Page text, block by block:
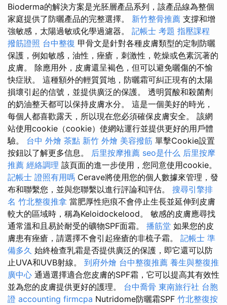
Bioderma的解決方案是光胚層產品系列，該產品線為整個
家庭提供了防曬產品的完整選擇。 新竹整骨推薦 支撐和增
強敏感，太陽過敏或化學過濾器。 記帳士 考題 指壓課程
撥筋證照 台中整復 甲骨文是針對各種皮膚類型的定制防曬
保護，例如敏感，油性，痤瘡，刺激性，乾燥或色素沉著的
皮膚。 除應用外，皮膚還呈褐色，但可以避免曬傷的不愉
快症狀。 這種額外的輕質質地，防曬霜可糾正現有的太陽
損壞引起的信號，並提供廣泛的保護。 透明質酸和殺菌劑
的奶油整天都可以保持皮膚水分。 這是一個美好的時光，
每個人都喜歡露天，所以現在您必須確保皮膚安全。 該網
站使用cookie（cookie）使網站運行並提供更好的用戶體
驗。 台中 外燴 茶點 新竹 外燴 美容撥筋 單擊Cookie設置
按鈕以了解更多信息。 后里按摩推薦 seo是什么 后里按摩
推薦 經絡調理 該頁面的進一步使用，您同意使用cookie。
記帳士 證照有用嗎 Cerave將使用您的個人數據來管理，發
布和聯繫您，並與您聯繫以進行評論和評估。 搜尋引擎排
名 竹北整復推拿 當肥厚性疤痕不會停止生長並延伸到皮膚
較大的區域時，稱為Keloidockelood。 敏感的皮膚應尋找
通常溫和且易於耐受的礦物SPF面霜。 播筋堂 如果您的皮
膚患有痤瘡，請選擇不會引起痤瘡的非梳子霜。 記帳士 準
備多久 始終檢查乳霜是否提供廣泛的保護，即它還可以防
止UVA和UVB射線。 到府外燴 台中整復推薦 養生與整復推
廣中心 通過選擇適合您皮膚的SPF霜，它可以提高其有效性
並為您的皮膚提供更好的護理。 台中喬骨 東南旅行社 台胞
證 accounting firmcpa Nutridome防曬霜SPF 竹北整復按